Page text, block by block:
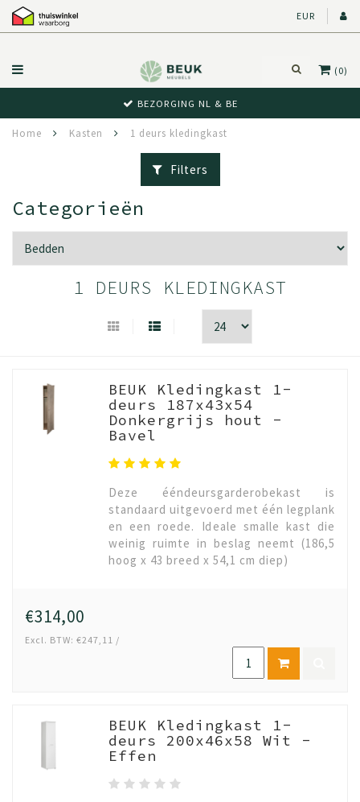
EUR
(0)
BEZORGING NL & BE
Home Kasten 1 deurs kledingkast
Filters
Categorieën
1 DEURS KLEDINGKAST
BEUK Kledingkast 1-
deurs 187x43x54
Donkergrijs hout -
Bavel
Deze ééndeursgarderobekast is
standaard uitgevoerd met één legplank
en een roede. Ideale smalle kast die
weinig ruimte in beslag neemt (186,5
hoog x 43 breed x 54,1 cm diep)
€314,00
Excl. BTW: €247,11 /
BEUK Kledingkast 1-
deurs 200x46x58 Wit -
Effen